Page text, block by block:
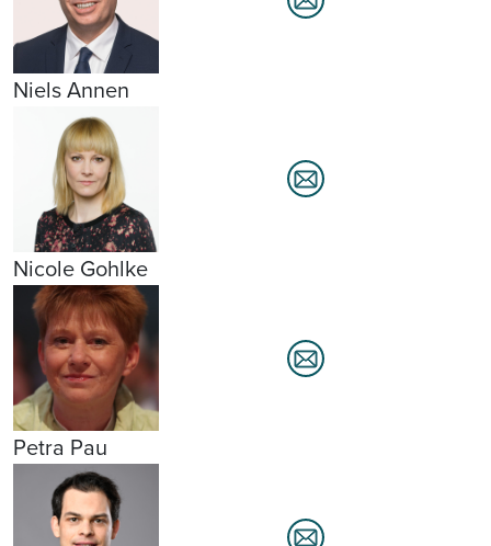
Niels Annen
Nicole Gohlke
Petra Pau